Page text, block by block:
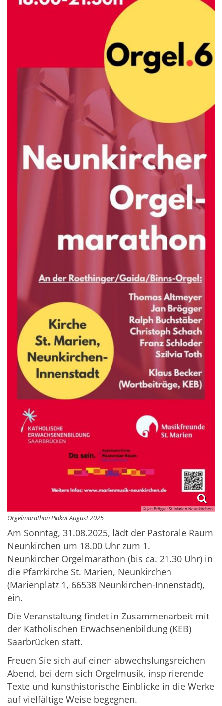
© Jan Brögger St. Marien Neunkirchen
Orgelmarathon Plakat August 2025
Am Sonntag, 31.08.2025, lädt der Pastorale Raum
Neunkirchen um 18.00 Uhr zum 1.
Neunkircher Orgelmarathon (bis ca. 21.30 Uhr) in
die Pfarrkirche St. Marien, Neunkirchen
(Marienplatz 1, 66538 Neunkirchen-Innenstadt),
ein.
Die Veranstaltung findet in Zusammenarbeit mit
der Katholischen Erwachsenenbildung (KEB)
Saarbrücken statt.
Freuen Sie sich auf einen abwechslungsreichen
Abend, bei dem sich Orgelmusik, inspirierende
Texte und kunsthistorische Einblicke in die Werke
auf vielfältige Weise begegnen.